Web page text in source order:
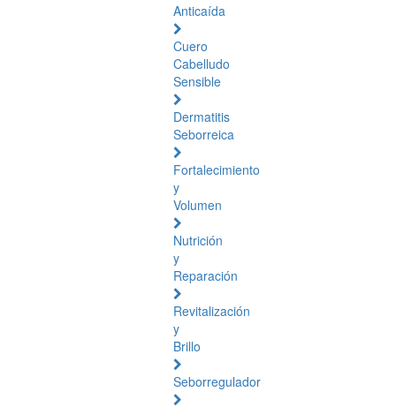
Anticaída
Cuero
Cabelludo
Sensible
Dermatitis
Seborreica
Fortalecimiento
y
Volumen
Nutrición
y
Reparación
Revitalización
y
Brillo
Seborregulador